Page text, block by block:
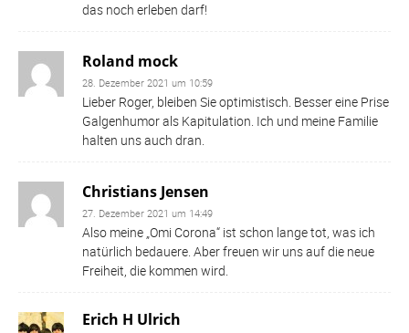
das noch erleben darf!
Roland mock
28. Dezember 2021 um 10:59
Lieber Roger, bleiben Sie optimistisch. Besser eine Prise
Galgenhumor als Kapitulation. Ich und meine Familie
halten uns auch dran.
Christians Jensen
27. Dezember 2021 um 14:49
Also meine „Omi Corona“ ist schon lange tot, was ich
natürlich bedauere. Aber freuen wir uns auf die neue
Freiheit, die kommen wird.
Erich H Ulrich